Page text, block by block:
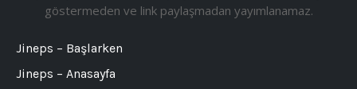
göstermeden ve link paylaşmadan yayımlanamaz.
Jineps – Başlarken
Jineps – Anasayfa